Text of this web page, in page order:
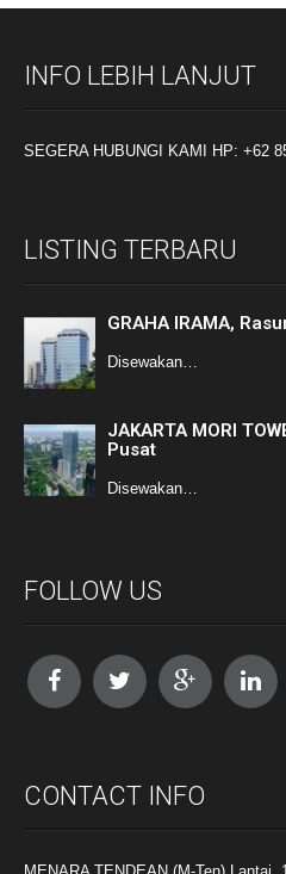
INFO LEBIH LANJUT
SEGERA HUBUNGI KAMI HP: +62
LISTING TERBARU
GRAHA IRAMA,
Disewakan…
JAKARTA MORI
Pusat
Disewakan…
FOLLOW US
CONTACT INFO